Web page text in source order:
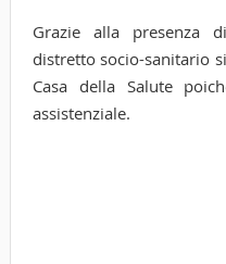
Grazie alla presenza
distretto socio-sanitario
Casa della Salute
assistenziale.